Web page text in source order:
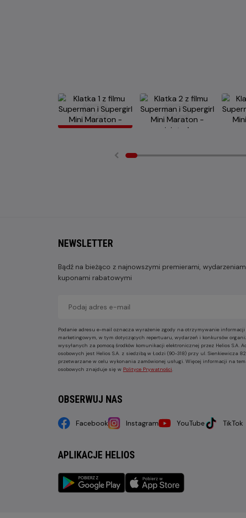
NEWSLETTER
Bądź na bieżąco z najnowszymi premierami,
kuponami rabatowymi
Podanie adresu e-mail oznacza wyrażenie zgody na otrzymywanie
marketingowym, w tym dotyczących repertuaru, wydarzeń i konkursów
wysyłanych za pomocą środków komunikacji elektronicznej przez Helios S.A.
osobowych jest Helios S.A. z siedzibą w Łodzi (90-318) przy ul. Sienkiewicza
przetwarzane w celu wykonania zamówionej usługi. Więcej informacji na
osobowych znajduje się w Polityce Prywatności.
OBSERWUJ NAS
Facebook Instagram YouTube TikTok
APLIKACJE HELIOS